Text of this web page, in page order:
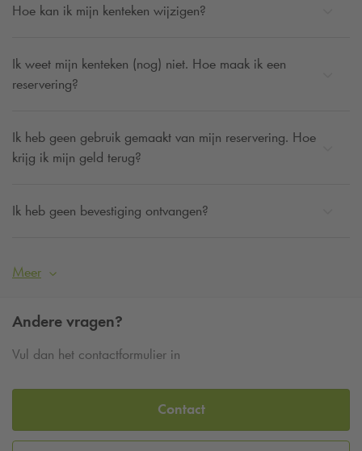
Hoe kan ik mijn kenteken wijzigen?
Ik weet mijn kenteken (nog) niet. Hoe maak ik een
reservering?
Ik heb geen gebruik gemaakt van mijn reservering. Hoe
krijg ik mijn geld terug?
Ik heb geen bevestiging ontvangen?
Meer
Andere vragen?
Vul dan het contactformulier in
Contact